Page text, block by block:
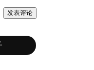
发表评论